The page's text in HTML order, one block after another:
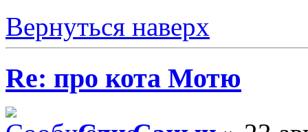
Вернуться наверх
Re: про кота Мотю